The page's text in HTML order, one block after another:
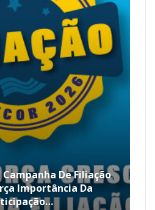
Campanha De Filiação
Importância Da